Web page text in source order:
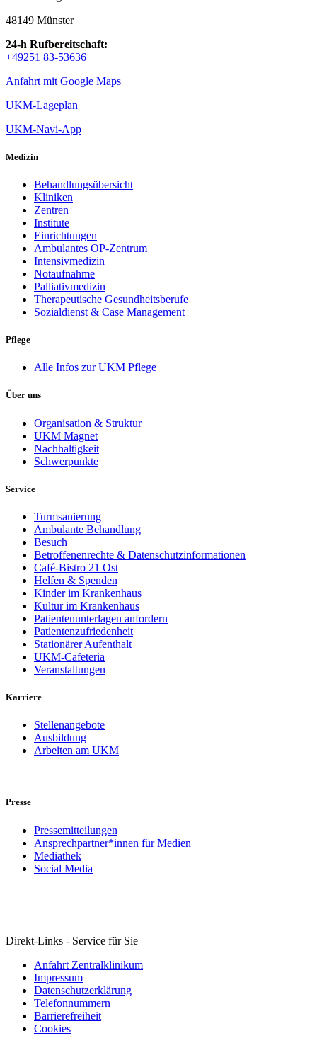
48149 Münster
24-h Rufbereitschaft:
+49251 83-53636
Anfahrt mit Google Maps
UKM-Lageplan
UKM-Navi-App
Medizin
Behandlungsübersicht
Kliniken
Zentren
Institute
Einrichtungen
Ambulantes OP-Zentrum
Intensivmedizin
Notaufnahme
Palliativmedizin
Therapeutische Gesundheitsberufe
Sozialdienst & Case Management
Pflege
Alle Infos zur UKM Pflege
Über uns
Organisation & Struktur
UKM Magnet
Nachhaltigkeit
Schwerpunkte
Service
Turmsanierung
Ambulante Behandlung
Besuch
Betroffenenrechte & Datenschutzinformationen
Café-Bistro 21 Ost
Helfen & Spenden
Kinder im Krankenhaus
Kultur im Krankenhaus
Patientenunterlagen anfordern
Patientenzufriedenheit
Stationärer Aufenthalt
UKM-Cafeteria
Veranstaltungen
Karriere
Stellenangebote
Ausbildung
Arbeiten am UKM
Presse
Pressemitteilungen
Ansprechpartner*innen für Medien
Mediathek
Social Media
Direkt-Links - Service für Sie
Anfahrt Zentralklinikum
Impressum
Datenschutzerklärung
Telefonnummern
Barrierefreiheit
Cookies